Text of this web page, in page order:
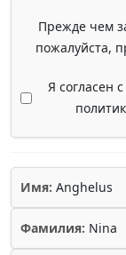
Прежде чем
пожалуйста,
Я согласен
Имя: Anghelus
Фамилия: Nina